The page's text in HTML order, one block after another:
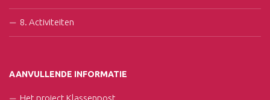
8. Activiteiten
AANVULLENDE INFORMATIE
Het project Klassenpost